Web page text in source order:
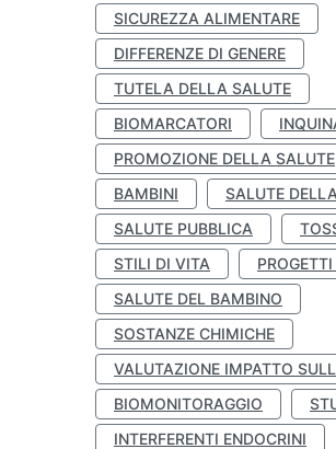
SICUREZZA ALIMENTARE
DIFFERENZE DI GENERE
TUTELA DELLA SALUTE
BIOMARCATORI
PROMOZIONE DELLA SALUTE
BAMBINI
SALUTE
SALUTE PUBBLICA
STILI DI VITA
SALUTE DEL BAMBINO
SOSTANZE CHIMICHE
VALUTAZIONE IMPATTO
BIOMONITORAGGIO
INTERFERENTI ENDOCRINI